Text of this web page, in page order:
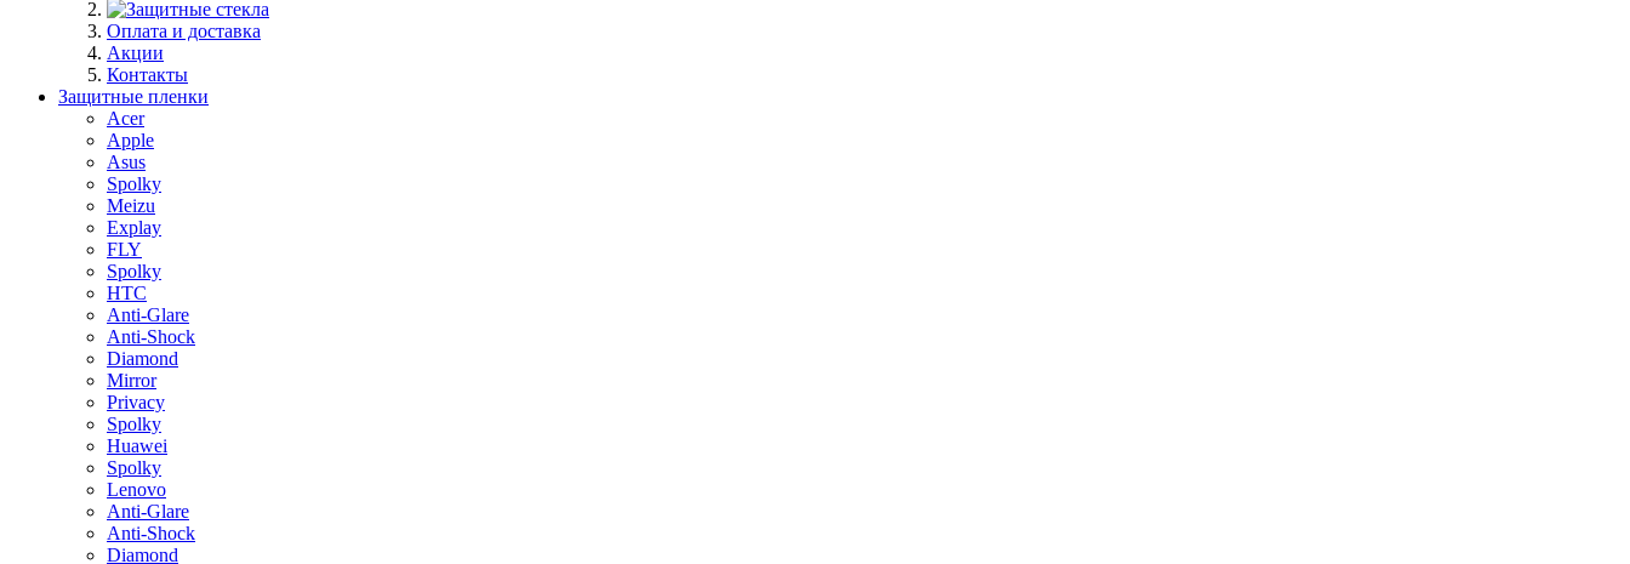
Оплата и доставка
Акции
Контакты
Защитные пленки
Acer
Apple
Asus
Spolky
Meizu
Explay
FLY
Spolky
HTC
Anti-Glare
Anti-Shock
Diamond
Mirror
Privacy
Spolky
Huawei
Spolky
Lenovo
Anti-Glare
Anti-Shock
Diamond